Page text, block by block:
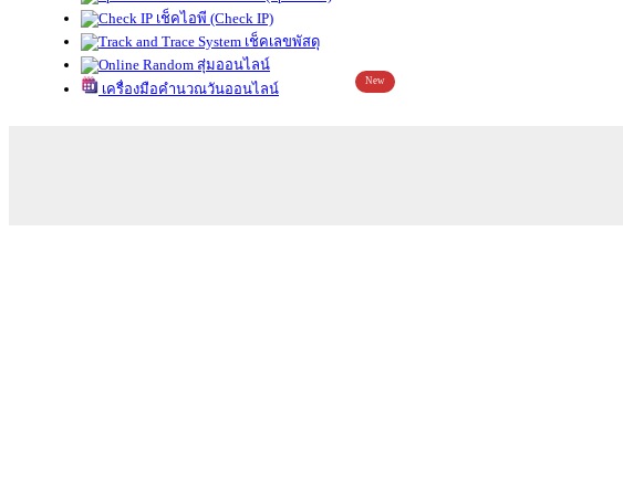
เช็คไอพี (Check IP)
เช็คเลขพัสดุ
สุ่มออนไลน์
เครื่องมือคำนวณวันออนไลน์
New